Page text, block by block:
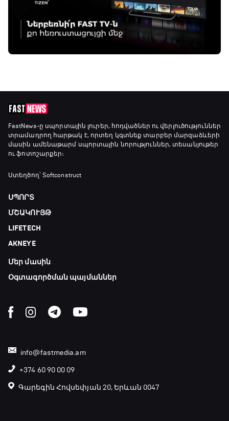
FastNews-ը սպորտային լուրեր, հոդվածներ ու վերլուծություններ
տրամադրող հարթակ է, որտեղ կգտնեք տարբեր մարզաձևերի
մասին ամենաթարմ սպորտային նորություններ, տեսանյութեր
ու ֆոտոշարքեր։
Ստեղծող՝ Softconstruct
ՍՊՈՐՏ
ՄՇԱԿՈՒՅԹ
LIFETECH
AKNEYE
Մեր մասին
Օգտագործման պայմաններ
info@fastmedia.am
+374 60 90 00 09
Գարեգին Հովսեփյան 20, Երևան 0047